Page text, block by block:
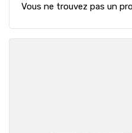
Vous ne trouvez pas un